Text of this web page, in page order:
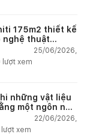
175m2 thiết kế
nghệ thuật
xúc25/06/2026,
lượt xem
những vật liệu
một ngôn ngữ
22/06/2026,
lượt xem